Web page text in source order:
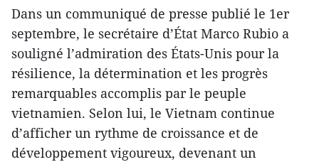
Dans un communiqué de presse publié le 1er
septembre, le secrétaire d’État Marco Rubio a
souligné l’admiration des États-Unis pour la
résilience, la détermination et les progrès
remarquables accomplis par le peuple
vietnamien. Selon lui, le Vietnam continue
d’afficher un rythme de croissance et de
développement vigoureux, devenant un